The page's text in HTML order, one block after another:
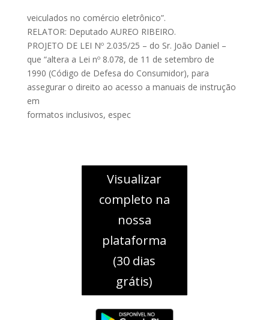
veiculados no comércio eletrônico”.
RELATOR: Deputado AUREO RIBEIRO.
PROJETO DE LEI Nº 2.035/25 – do Sr. João Daniel –
que “altera a Lei nº 8.078, de 11 de setembro de
1990 (Código de Defesa do Consumidor), para
assegurar o direito ao acesso a manuais de instrução
em
formatos inclusivos, espec
Visualizar
completo na
nossa
plataforma
(30 dias
grátis)